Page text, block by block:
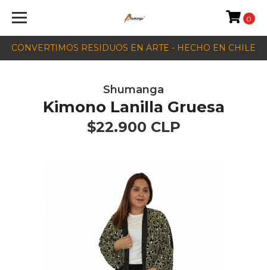
CONVERTIMOS RESIDUOS EN ARTE - HECHO EN CHILE
0
Shumanga
Kimono Lanilla Gruesa
$22.900 CLP